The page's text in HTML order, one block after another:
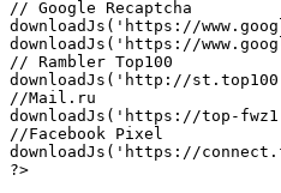
// Google Recaptcha
downloadJs('https://
downloadJs('https://
// Rambler Top100
downloadJs('http://
//Mail.ru
downloadJs('https://top-
//Facebook Pixel
downloadJs('https://
?>